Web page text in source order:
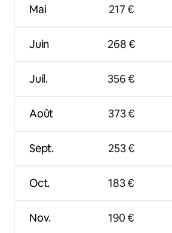
Mai
Juin
Juil.
Août
Sept.
Oct.
Nov.
217 €
268 €
356 €
373 €
253 €
183 €
190 €